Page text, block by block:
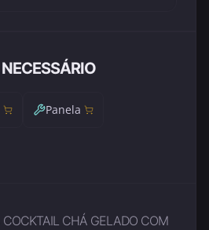
Panela
COCKTAIL CHÁ GELADO COM